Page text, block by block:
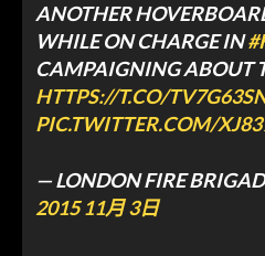
ANOTHER
WHILE ON CHARGE IN
CAMPAIGNING ABOUT
HTTPS://T.CO/
PIC.TWITTER.COM/
— LONDON FIRE
2015 11月 3日